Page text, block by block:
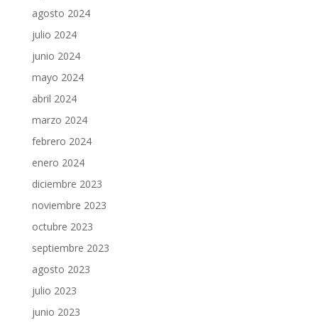
agosto 2024
julio 2024
junio 2024
mayo 2024
abril 2024
marzo 2024
febrero 2024
enero 2024
diciembre 2023
noviembre 2023
octubre 2023
septiembre 2023
agosto 2023
julio 2023
junio 2023